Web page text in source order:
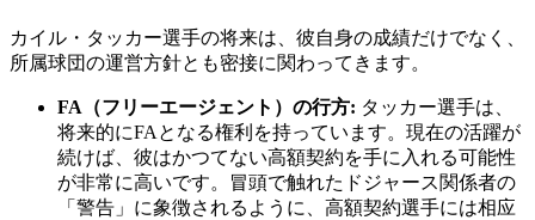
カイル・タッカー選手の将来は、彼自身の成績だけでなく、
所属球団の運営方針とも密接に関わってきます。
FA（フリーエージェント）の行方: タッカー選手は、
将来的にFAとなる権利を持っています。現在の活躍が
続けば、彼はかつてない高額契約を手に入れる可能性
が非常に高いです。冒頭で触れたドジャース関係者の
「警告」に象徴されるように、高額契約選手には相应